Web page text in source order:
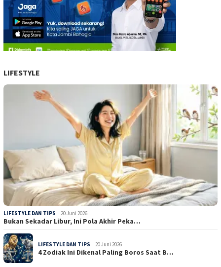
LIFESTYLE
LIFESTYLE DAN TIPS 20 Juni 2026
Bukan Sekadar Libur, Ini Pola Akhir Peka…
LIFESTYLE DAN TIPS 20 Juni 2026
4 Zodiak Ini Dikenal Paling Boros Saat B…